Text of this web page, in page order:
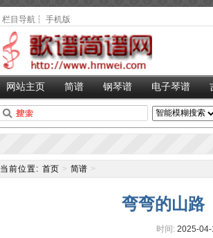
栏目导航 ┆ 手机版
网站主页 简谱 钢琴谱 电子琴谱
当前位置: 首页 > 简谱 >
弯弯的山路
时间: 2025-